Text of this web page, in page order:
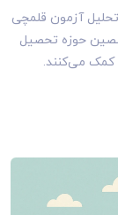
آزمون قلمچی
حوزه تحصیل
کمک می‌کنند.